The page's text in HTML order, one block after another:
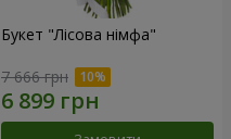
Букет "Лісова німфа"
7 666 грн